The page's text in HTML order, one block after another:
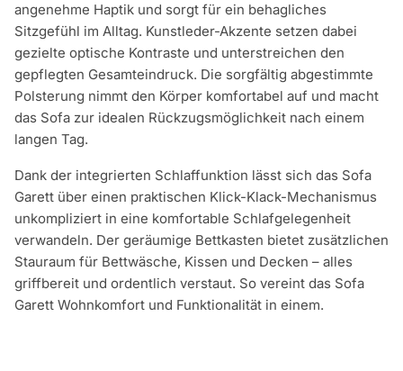
angenehme Haptik und sorgt für ein behagliches
Sitzgefühl im Alltag. Kunstleder-Akzente setzen dabei
gezielte optische Kontraste und unterstreichen den
gepflegten Gesamteindruck. Die sorgfältig abgestimmte
Polsterung nimmt den Körper komfortabel auf und macht
das Sofa zur idealen Rückzugsmöglichkeit nach einem
langen Tag.
Dank der integrierten Schlaffunktion lässt sich das Sofa
Garett über einen praktischen Klick-Klack-Mechanismus
unkompliziert in eine komfortable Schlafgelegenheit
verwandeln. Der geräumige Bettkasten bietet zusätzlichen
Stauraum für Bettwäsche, Kissen und Decken – alles
griffbereit und ordentlich verstaut. So vereint das Sofa
Garett Wohnkomfort und Funktionalität in einem.